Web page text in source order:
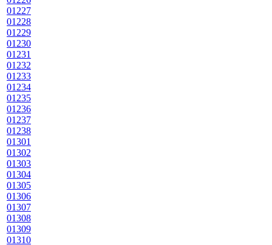
01227
01228
01229
01230
01231
01232
01233
01234
01235
01236
01237
01238
01301
01302
01303
01304
01305
01306
01307
01308
01309
01310